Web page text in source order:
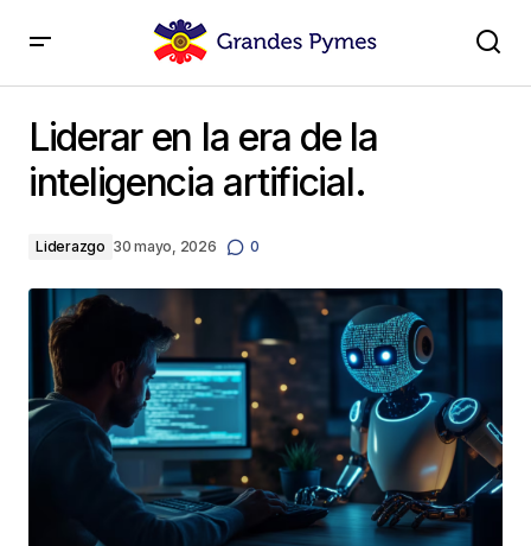
Liderar en la era de la
inteligencia artificial.
Liderazgo 30 mayo, 2026 0